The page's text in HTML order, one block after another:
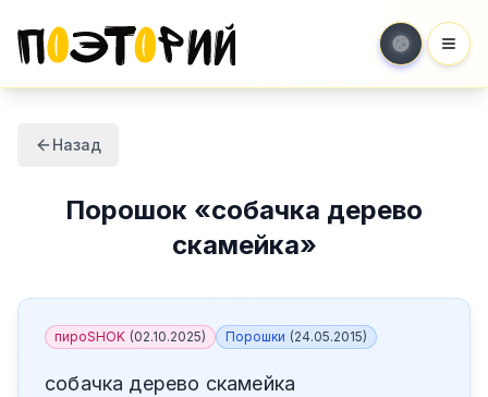
Назад
Порошок «собачка дерево
скамейка»
пироSHOK (02.10.2025) Порошки (24.05.2015)
собачка дерево скамейка